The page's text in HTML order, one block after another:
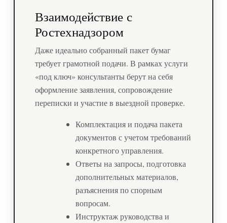
Взаимодействие с
Ростехнадзором
Даже идеально собранный пакет бумаг
требует грамотной подачи. В рамках услуги
«под ключ» консультанты берут на себя
оформление заявления, сопровождение
переписки и участие в выездной проверке.
Комплектация и подача пакета
документов с учетом требований
конкретного управления.
Ответы на запросы, подготовка
дополнительных материалов,
разъяснения по спорным
вопросам.
Инструктаж руководства и